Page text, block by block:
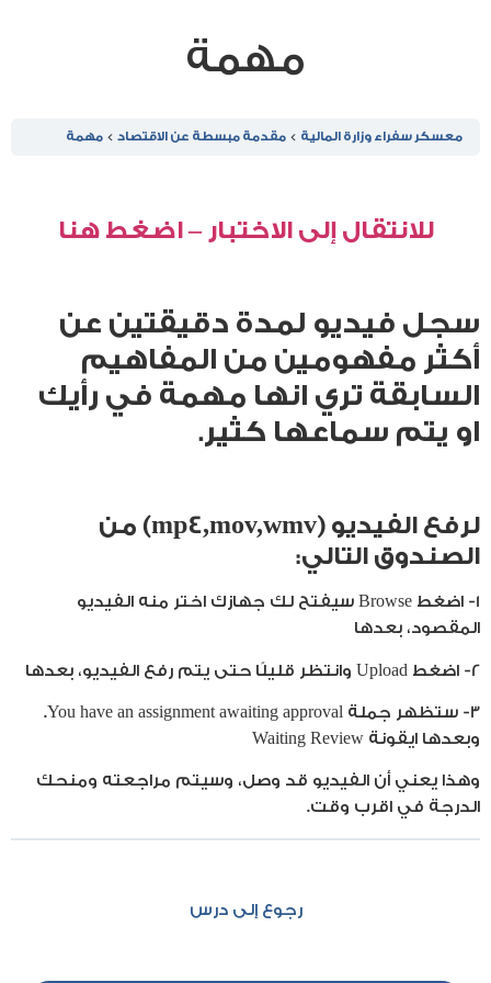
مهمة
معسكر سفراء وزارة المالية مقدمة مبسطة عن الاقتصاد مهمة
للانتقال إلى الاختبار – اضغط هنا
سجل فيديو لمدة دقيقتين عن
أكثر مفهومين من المفاهيم
السابقة تري انها مهمة في رأيك
او يتم سماعها كثير.
لرفع الفيديو (mp4,mov,wmv) من
الصندوق التالي:
1- اضغط Browse سيفتح لك جهازك اختر منه الفيديو
المقصود، بعدها
2- اضغط Upload وانتظر قليلًا حتى يتم رفع الفيديو، بعدها
3- ستظهر جملة You have an assignment awaiting approval.
وبعدها ايقونة Waiting Review
وهذا يعني أن الفيديو قد وصل، وسيتم مراجعته ومنحك
الدرجة في اقرب وقت.
رجوع إلى درس